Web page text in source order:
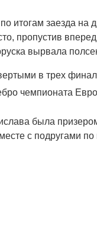
итогам заезда на
пропустив
вырвала
в трех
чемпионата
была
с подругами